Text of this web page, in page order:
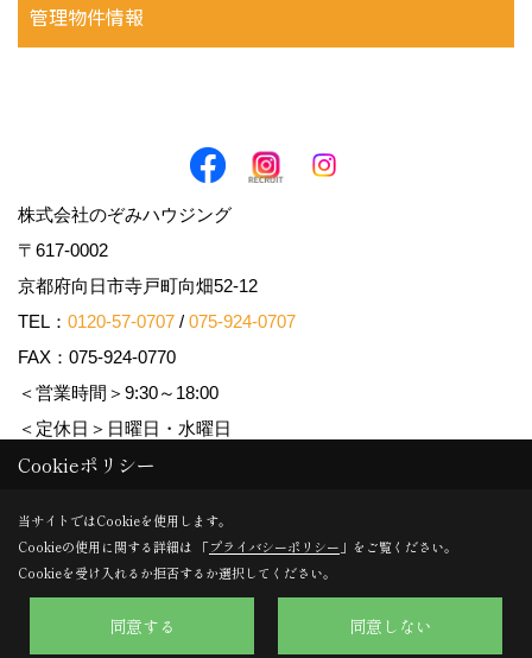
管理物件情報
株式会社のぞみハウジング
〒617-0002
京都府向日市寺戸町向畑52-12
TEL： 0120-57-0707 / 075-924-0707
FAX：075-924-0770
＜営業時間＞9:30～18:00
＜定休日＞日曜日・水曜日
Copyright (c) Nozomi Housing. All Rights Reserved.
Produced byゴデスクリエイト
Cookieポリシー
当サイトではCookieを使用します。
Cookieの使用に関する詳細は 「プライバシーポリシー 」をご覧ください。
Cookieを受け入れるか拒否するか選択してください。
同意する 同意しない